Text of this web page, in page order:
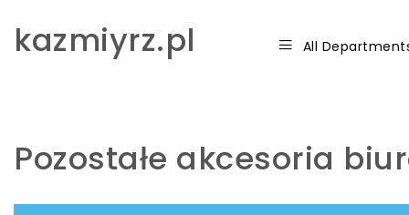
kazmiyrz.pl All
Pozostałe akcesoria